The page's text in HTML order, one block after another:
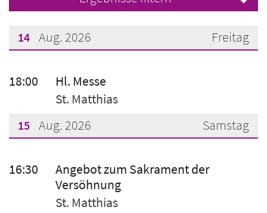
Freitag
14 Aug. 2026
???msg.page.sr.date??? 14. August 2026
18:00
Hl. Messe
St. Matthias
Samstag
15 Aug. 2026
???msg.page.sr.date??? 15. August 2026
16:30
Angebot zum Sakrament der
Versöhnung
St. Matthias